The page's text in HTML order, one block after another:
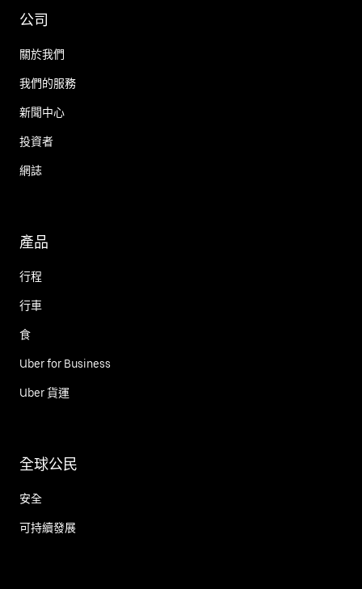
公司
關於我們
我們的服務
新聞中心
投資者
網誌
產品
行程
行車
食
Uber for Business
Uber 貨運
全球公民
安全
可持續發展